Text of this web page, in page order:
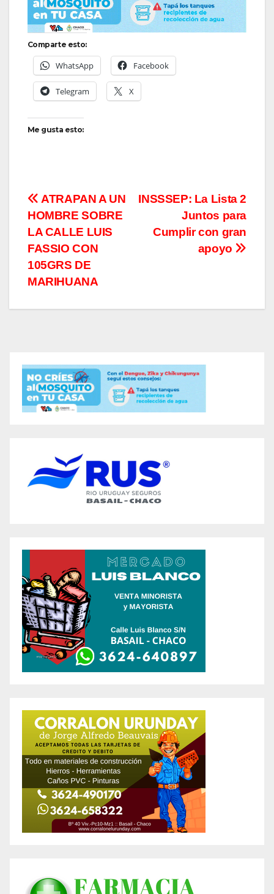
Comparte esto:
WhatsApp Facebook
Telegram X
Me gusta esto:
Navegación
de
entradas
INSSSEP: La Lista 2
Juntos para
Cumplir con gran
apoyo
ATRAPAN A UN
HOMBRE SOBRE
LA CALLE LUIS
FASSIO CON
105GRS DE
MARIHUANA